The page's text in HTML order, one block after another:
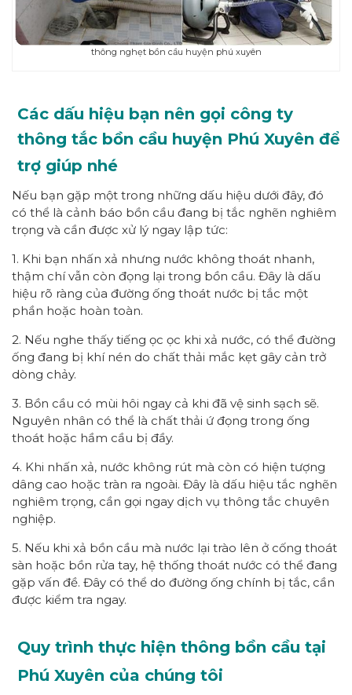
thông nghẹt bồn cầu huyện phú xuyên
Các dấu hiệu bạn nên gọi công ty
thông tắc bồn cầu huyện Phú Xuyên để
trợ giúp nhé
Nếu bạn gặp một trong những dấu hiệu dưới đây, đó
có thể là cảnh báo bồn cầu đang bị tắc nghẽn nghiêm
trọng và cần được xử lý ngay lập tức:
1. Khi bạn nhấn xả nhưng nước không thoát nhanh,
thậm chí vẫn còn đọng lại trong bồn cầu. Đây là dấu
hiệu rõ ràng của đường ống thoát nước bị tắc một
phần hoặc hoàn toàn.
2. Nếu nghe thấy tiếng ọc ọc khi xả nước, có thể đường
ống đang bị khí nén do chất thải mắc kẹt gây cản trở
dòng chảy.
3. Bồn cầu có mùi hôi ngay cả khi đã vệ sinh sạch sẽ.
Nguyên nhân có thể là chất thải ứ đọng trong ống
thoát hoặc hầm cầu bị đầy.
4. Khi nhấn xả, nước không rút mà còn có hiện tượng
dâng cao hoặc tràn ra ngoài. Đây là dấu hiệu tắc nghẽn
nghiêm trọng, cần gọi ngay dịch vụ thông tắc chuyên
nghiệp.
5. Nếu khi xả bồn cầu mà nước lại trào lên ở cống thoát
sàn hoặc bồn rửa tay, hệ thống thoát nước có thể đang
gặp vấn đề. Đây có thể do đường ống chính bị tắc, cần
được kiểm tra ngay.
Quy trình thực hiện thông bồn cầu tại
Phú Xuyên của chúng tôi